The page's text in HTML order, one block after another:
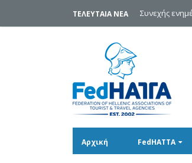
ΤΕΛΕΥΤΑΙΑ ΝΕΑ Συνεχής
Αρχική FedHATTA